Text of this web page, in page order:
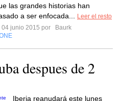
las grandes historias han
a ser enfocada...
Leer el resto
04 junio 2015 por
Baurk
despues de 2
Iberia reanudará este lunes